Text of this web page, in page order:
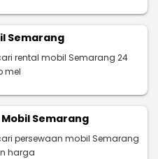
Semarang
rental mobil Semarang 24
mel
Semarang
persewaan mobil Semarang
harga